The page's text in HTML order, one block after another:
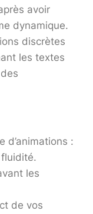
avoir
dynamique.
discrètes
les textes
d’animations :
les
de vos